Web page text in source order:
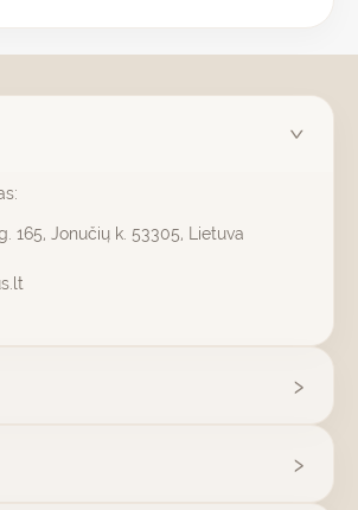
165, Jonučių k. 53305, Lietuva